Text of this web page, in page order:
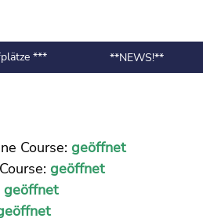
*** **NEWS!**
Course:geöffnet
geöffnet
geöffnet